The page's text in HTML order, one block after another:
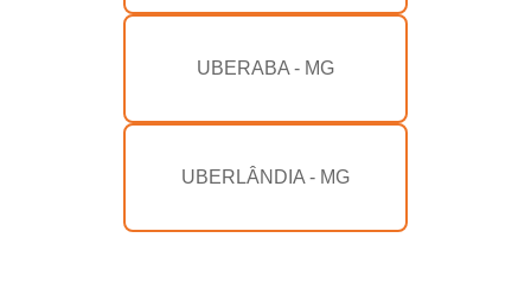
UBERABA - MG
UBERLÂNDIA - MG